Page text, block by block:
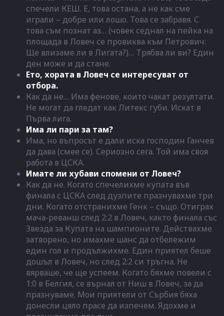
спечели КЕШ. Е, това остана, а не как сме
играли – добре или лошо. Това се забравя. С
това съм познат аз… (човек седнал на пейка на
площада в Ловеч се провиква към Петрович:
Ще влизаме ли в Лигата?)… Трябва ли ви? Един
ден може и да стане.
Ето, хората в Ловеч се интересуват от
отбора.
Как да не… Има фенове, които чакат резултати.
Не могат да гледат как Литекс губи. Искат в
Първа лига.
Има ли пари за там?
Има, но въпросът е дали иска господин Ганчев
да дава (смее се). Сериозно сега. Той има своя
работа в ЦСКА.
Имате ли хубави спомени от Ловеч?
Как да не. Когато спечелихме купата във
финала с ЦСКА след дузпите празнувахме три
дни. Когато отстранихме Генк – също. Отиграх
мача-реванш след 2:2 в Ловеч, както финала със
Звезда за Купата на шампионите. Действахме
затворено, но имахме шанс да отбележим
един гол и продължихме. Един приятел беше
дошъл в Ловеч, но след 2:2 си тръгна. Не
вярваше, че ще успеем. Когато бяхме повели с
1:0 в Белгия, се върнал от Ниш в Ловеч, за да
празнуваме. Мои приятели от Сърбия бяха
донесли цяло прасе да изпечем. Ядохме и